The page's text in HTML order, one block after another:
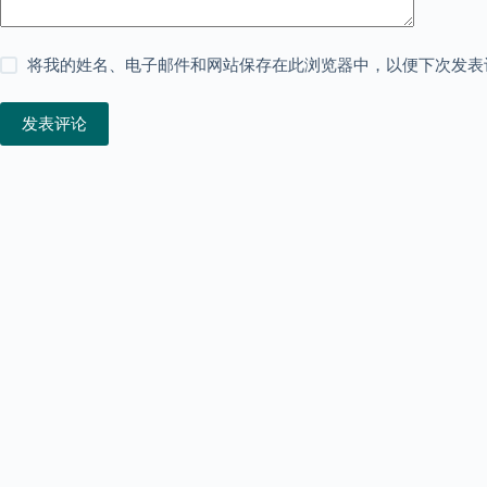
将我的姓名、电子邮件和网站保存在此浏览器中，以便下次发表
发表评论